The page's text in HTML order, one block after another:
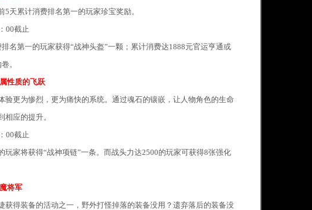
5天累计消费排名第一的玩家珍宝奖励。
00截止
名第一的玩家获得“战神头盔”一颗；累计消费达1888元官运亨通或
。
性质的飞跃
验更为惨烈，更为痛快的系统。通过魂石的镶嵌，让人物角色的生命
相应的提升。
00截止
玩家将获得“战神项链”一条。而战头力达2500的玩家可获得8张强化
将军
获得装备的活动之一，野外打怪掉落的装备没用？遗弃落后的装备没